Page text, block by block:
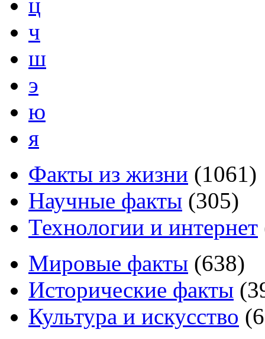
ц
ч
ш
э
ю
я
Факты из жизни (1061)
Научные факты (305)
Технологии и интернет
Мировые факты (638)
Исторические факты (
Культура и искусство (